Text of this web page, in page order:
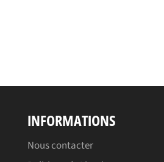
INFORMATIONS
Nous contacter